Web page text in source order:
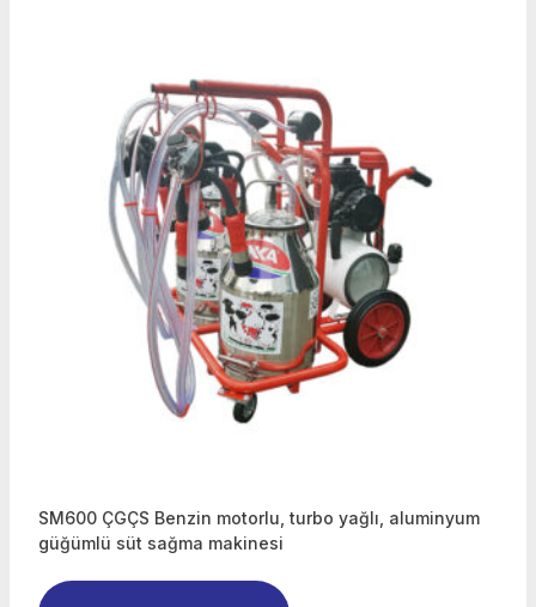
SM600 ÇGÇS Benzin motorlu, turbo yağlı, aluminyum
güğümlü süt sağma makinesi